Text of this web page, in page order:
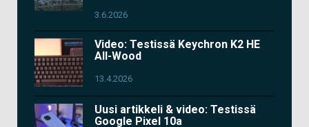
3.6.2026
Video: Testissä Keychron K2 HE
All-Wood
13.4.2026
Uusi artikkeli & video: Testissä
Google Pixel 10a